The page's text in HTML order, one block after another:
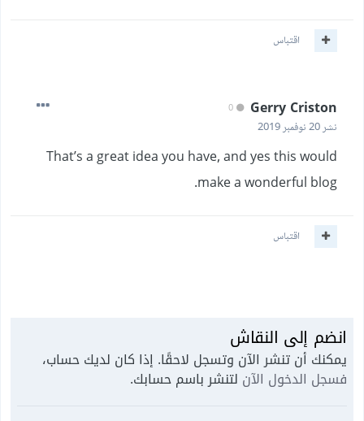
اقتباس
Gerry Criston
نشر20 نوفمبر 2019
That’s a great idea you have, and yes this would
make a wonderful blog.
اقتباس
انضم إلى النقاش
يمكنك أن تنشر الآن وتسجل لاحقًا. إذا كان لديك حساب،
فسجل الدخول الآن لتنشر باسم حسابك.